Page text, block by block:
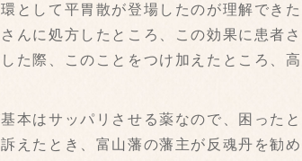
として平胃散が登場したのが理解でき
んに処方したところ、この効果に患者
た際、このことをつけ加えたところ、
本はサッパリさせる薬なので、困った
えたとき、富山藩の藩主が反魂丹を勧